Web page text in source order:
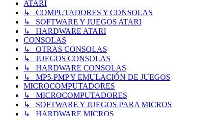
ATARI
↳ COMPUTADORES Y CONSOLAS
↳ SOFTWARE Y JUEGOS ATARI
↳ HARDWARE ATARI
CONSOLAS
↳ OTRAS CONSOLAS
↳ JUEGOS CONSOLAS
↳ HARDWARE CONSOLAS
↳ MP5-PMP Y EMULACIÓN DE JUEGOS
MICROCOMPUTADORES
↳ MICROCOMPUTADORES
↳ SOFTWARE Y JUEGOS PARA MICROS
↳ HARDWARE MICROS